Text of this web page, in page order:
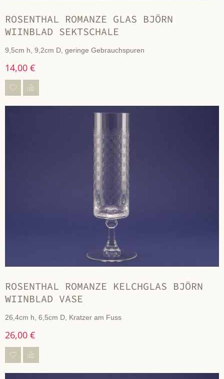
ROSENTHAL ROMANZE GLAS BJÖRN
WIINBLAD SEKTSCHALE
9,5cm h, 9,2cm D, geringe Gebrauchspuren
14,00 €
ROSENTHAL ROMANZE KELCHGLAS BJÖRN
WIINBLAD VASE
26,4cm h, 6,5cm D, Kratzer am Fuss
26,00 €